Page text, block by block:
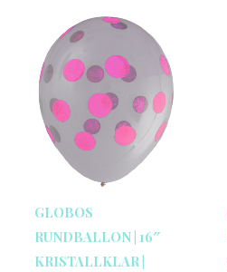
GLOBOS
RUNDBALLON | 16″
KRISTALLKLAR |